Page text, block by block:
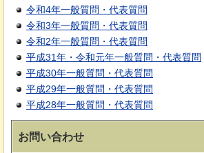
令和4年一般質問・代表質問
令和3年一般質問・代表質問
令和2年一般質問・代表質問
平成31年・令和元年一般質問・代表質問
平成30年一般質問・代表質問
平成29年一般質問・代表質問
平成28年一般質問・代表質問
お問い合わせ